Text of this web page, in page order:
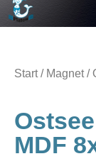
Start/ Magnet/
MDF